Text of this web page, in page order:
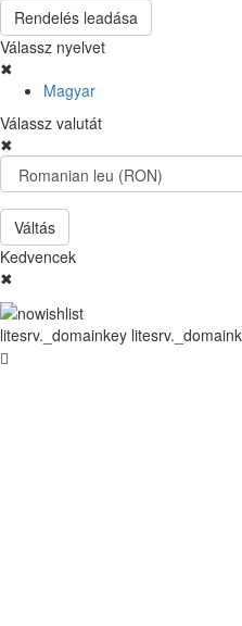
Rendelés leadása
Válassz nyelvet
✖
Magyar
Válassz valutát
✖
Váltás
Kedvencek
✖
litesrv._domainkey